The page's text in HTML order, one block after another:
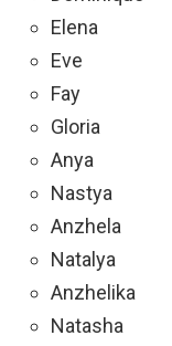
Elena
Eve
Fay
Gloria
Anya
Nastya
Anzhela
Natalya
Anzhelika
Natasha